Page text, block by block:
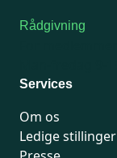
Rådgivning
Services
Om os
Ledige stillinger